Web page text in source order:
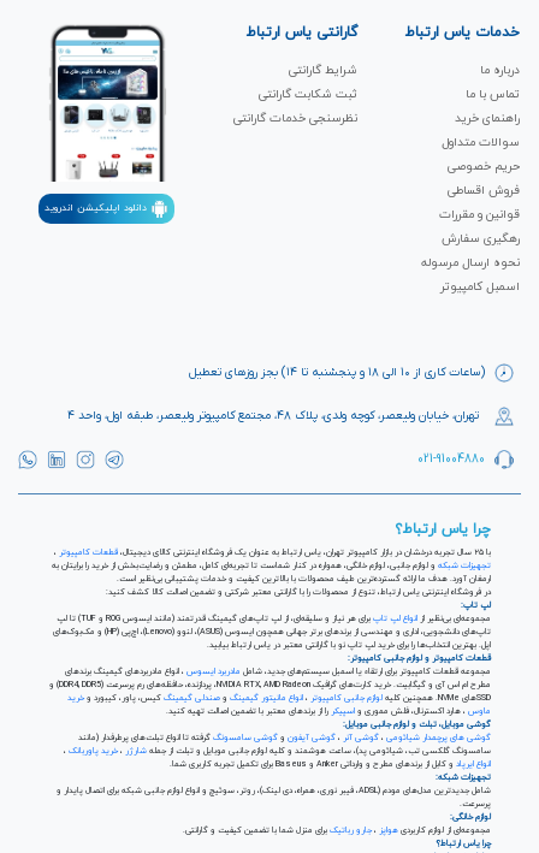
(ساعات کاری از ۱۰ الی ۱۸ و پنجشنبه تا ۱۴) بجز روزهای تعطیل
تهران، خیابان ولیعصر، کوچه ولدی، پلاک ۴۸، مجتمع کامپیوتر ولیعصر، طبقه اول، واحد ۴
021-91004880
خدمات یاس ارتباط
درباره ما
تماس با ما
راهنمای خرید
سوالات متداول
حریم خصوصی
فروش اقساطی
قوانین و مقررات
رهگیری سفارش
نحوه ارسال مرسوله
اسمبل کامپیوتر
گارانتی یاس ارتباط
شرایط گارانتی
ثبت شکابت‌ گارانتی
نظرسنجی خدمات گارانتی
دانلود اپلیکیشن اندروید
چرا یاس ارتباط؟
با ۲۵ سال تجربه درخشان در بازار کامپیوتر تهران، یاس ارتباط به عنوان یک فروشگاه اینترنتی کالای دیجیتال، قطعات کامپیوتر
تجهیزات شبکه
و لوازم جانبی، لوازم خانگی، همواره در کنار شماست تا تجربه‌ای کامل، مطمئن و رضایت‌بخش از خرید را برایتان به
ارمغان آورد. هدف ما ارائه گسترده‌ترین طیف محصولات با بالاترین کیفیت و خدمات پشتیبانی بی‌نظیر است.
در فروشگاه اینترنتی یاس ارتباط، تنوع از محصولات را با گارانتی معتبر شرکتی و تضمین اصالت کالا کشف کنید:
لپ تاپ:
مجموعه‌ای بی‌نظیر از انواع لپ تاپ
برای هر نیاز و سلیقه‌ای، از لپ تاپ‌های گیمینگ قدرتمند (مانند ایسوس ROG و TUF) تا لپ
تاپ‌های دانشجویی، اداری و مهندسی از برندهای برتر جهانی همچون ایسوس (ASUS)، لنوو (Lenovo)، اچ‌پی (HP) و مک‌بوک‌های
اپل. بهترین انتخاب‌ها را برای خرید لپ تاپ نو با گارانتی معتبر در یاس ارتباط بیابید.
قطعات کامپیوتر و لوازم جانبی کامپیوتر:
مجموعه قطعات کامپیوتر برای ارتقاء یا اسمبل سیستم‌های جدید، شامل مادربرد ایسوس ، انواع مادربردهای گیمینگ برندهای
مطرح ام اس آی و گیگابیت. خرید کارت‌های گرافیک NVIDIA RTX, AMD Radeon، پردازنده‌، حافظه‌های رم پرسرعت (DDR4, DDR5) و
SSDهای NVMe. همچنین کلیه
لوازم جانبی کامپیوتر انواع مانیتور گیمینگ صندلی گیمینگ
خرید
ماوس
اسپیکر
گوشی موبایل، تبلت و لوازم جانبی موبایل:
گوشی های پرچمدار شیائومی گوشی آنر گوشی آیفون گوشی سامسونگ گرفته تا انواع تبلت‌های پرطرفدار (مانند
سامسونگ گلکسی تب، شیائومی پد)، ساعت هوشمند و کلیه لوازم جانبی موبایل و تبلت از جمله شارژر خرید پاوربانک
انواع ایرپاد
تجهیزات شبکه:
شامل جدیدترین مدل‌های مودم (ADSL، فیبر نوری، همراه، دی لینک)، روتر، سوئیچ و انواع لوازم جانبی شبکه برای اتصال پایدار و
پرسرعت.
لوازم خانگی:
مجموعه‌ای از لوازم کاربردی هواپز جارو رباتیک
چرا یاس ارتباط؟